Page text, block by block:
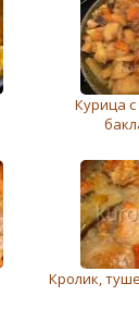
Курица
Кролик,